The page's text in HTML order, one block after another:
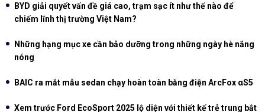
BYD giải quyết vấn đề giá cao, trạm sạc ít như thế nào để
chiếm lĩnh thị trường Việt Nam?
Những hạng mục xe cần bảo dưỡng trong những ngày hè nắng
nóng
BAIC ra mắt mẫu sedan chạy hoàn toàn bằng điện ArcFox αS5
Xem trước Ford EcoSport 2025 lộ diện với thiết kế trẻ trung bắt